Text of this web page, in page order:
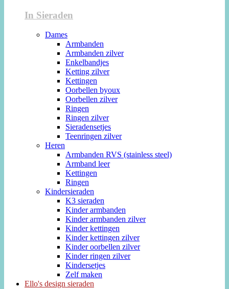
In Sieraden
Dames
Armbanden
Armbanden zilver
Enkelbandjes
Ketting zilver
Kettingen
Oorbellen byoux
Oorbellen zilver
Ringen
Ringen zilver
Sieradensetjes
Teenringen zilver
Heren
Armbanden RVS (stainless steel)
Armband leer
Kettingen
Ringen
Kindersieraden
K3 sieraden
Kinder armbanden
Kinder armbanden zilver
Kinder kettingen
Kinder kettingen zilver
Kinder oorbellen zilver
Kinder ringen zilver
Kindersetjes
Zelf maken
Ello's design sieraden